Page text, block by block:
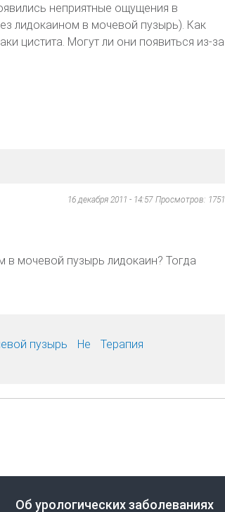
неприятные ощущения в
лидокаином в мочевой пузырь). Как
цистита. Могут ли они появиться из-за
16 декабря 2011 - 14:57 Просмотров: 1751
в мочевой пузырь лидокаин? Тогда
пузырь Не
Терапия
Об урологических заболеваниях